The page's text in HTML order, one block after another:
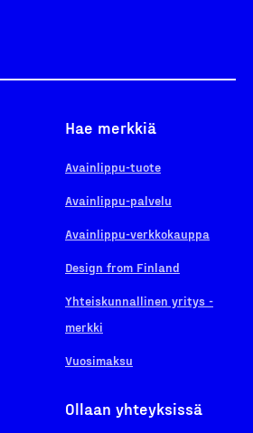
Hae merkkiä
Avainlippu-tuote
Avainlippu-palvelu
Avainlippu-verkkokauppa
Design from Finland
Yhteiskunnallinen yritys -
merkki
Vuosimaksu
Ollaan yhteyksissä